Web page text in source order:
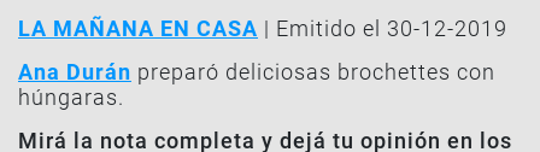
LA MAÑANA EN CASA | Emitido el 30-12-2019
Ana Durán preparó deliciosas brochettes con
húngaras.
Mirá la nota completa y dejá tu opinión en los